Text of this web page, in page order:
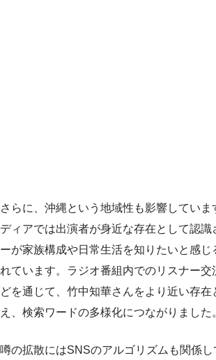
さらに、沖縄という地域性も影響していま
ディアでは出演者が身近な存在として認識
ーが家族構成や日常生活を知りたいと感じ
れています。ラジオ番組内でのリスナー交
どを通じて、竹中知華さんをより近い存在
え、検索ワードの多様化につながりました
噂の拡散にはSNSのアルゴリズムも関係